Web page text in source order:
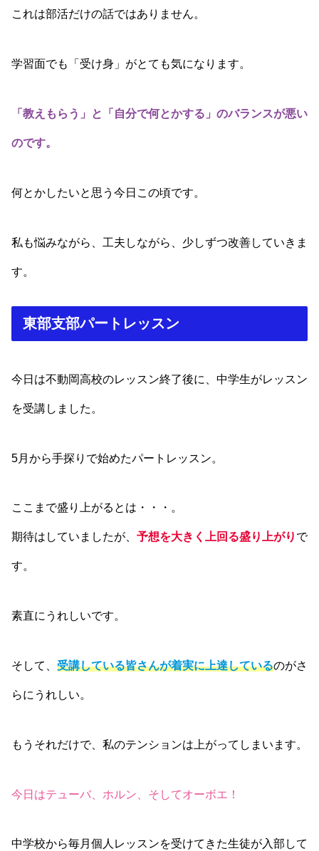
これは部活だけの話ではありません。
学習面でも「受け身」がとても気になります。
「教えもらう」と「自分で何とかする」のバランスが悪い
のです。
何とかしたいと思う今日この頃です。
私も悩みながら、工夫しながら、少しずつ改善していきま
す。
東部支部パートレッスン
今日は不動岡高校のレッスン終了後に、中学生がレッスン
を受講しました。
5月から手探りで始めたパートレッスン。
ここまで盛り上がるとは・・・。
期待はしていましたが、 予想を大きく上回る盛り上がり で
す。
素直にうれしいです。
そして、 受講している皆さんが着実に上達しているのがさ
らにうれしい。
もうそれだけで、私のテンションは上がってしまいます。
今日はテューバ、ホルン、そしてオーボエ！
中学校から毎月個人レッスンを受けてきた生徒が入部して